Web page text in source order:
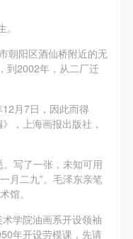
朝阳区酒仙桥附近的无
到2002年，从二厂迁
月7日，因此而得
，上海画报出版社，
写了一张，未知可用
月二九”。毛泽东亲笔
馆。
学院油画系开设领袖
年开设劳模课，先请